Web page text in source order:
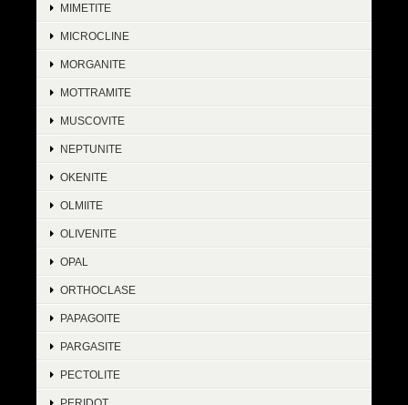
MIMETITE
MICROCLINE
MORGANITE
MOTTRAMITE
MUSCOVITE
NEPTUNITE
OKENITE
OLMIITE
OLIVENITE
OPAL
ORTHOCLASE
PAPAGOITE
PARGASITE
PECTOLITE
PERIDOT